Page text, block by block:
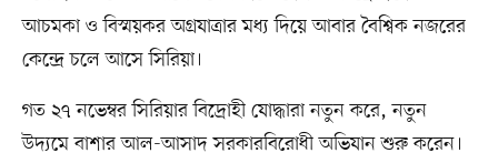
আচমকা ও বিস্ময়কর অগ্রযাত্রার মধ্য দিয়ে আবার বৈশ্বিক নজরের
কেন্দ্রে চলে আসে সিরিয়া।
গত ২৭ নভেম্বর সিরিয়ার বিদ্রোহী যোদ্ধারা নতুন করে, নতুন
উদ্যমে বাশার আল-আসাদ সরকারবিরোধী অভিযান শুরু করেন।